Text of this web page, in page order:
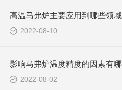
高温马弗炉主要应用到哪些领域
2022-08-10
2022-08-02